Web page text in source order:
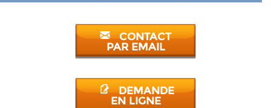
CONTACT
PAR EMAIL
DEMANDE
EN LIGNE